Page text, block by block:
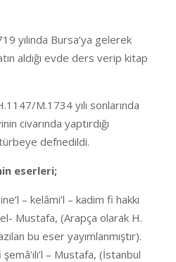
yılında Bursa’ya gelerek
aldığı evde ders verip kitap
M.1734 yılı sonlarında
civarında yaptırdığı
defnedildi.
eserleri;
– kelâmi’l – kadim fi hakkı
Mustafa, (Arapça olarak H.
bu eser yayımlanmıştır).
– Mustafa, (İstanbul